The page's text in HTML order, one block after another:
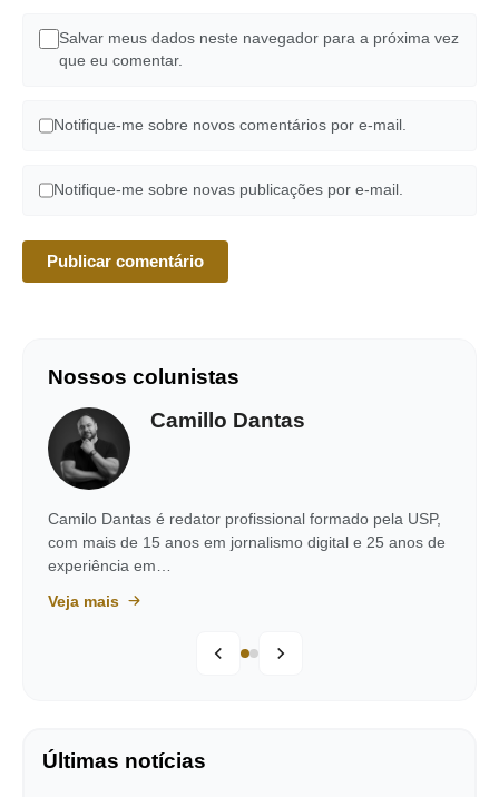
Salvar meus dados neste navegador para a próxima vez
que eu comentar.
Notifique-me sobre novos comentários por e-mail.
Notifique-me sobre novas publicações por e-mail.
Nossos colunistas
Camillo Dantas
Camilo Dantas é redator profissional formado pela USP,
com mais de 15 anos em jornalismo digital e 25 anos de
experiência em…
Veja mais
Últimas notícias